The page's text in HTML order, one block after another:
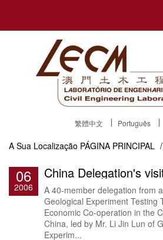
繁體中文 Português
A Sua Localização PÁGINA PRINCIPAL /
06
2006
China Delegation's
A 40-member delegation from
Geological Experiment Testing
Economic Co-operation in the
China, led by Mr. Li Jin Lun of
Experim...